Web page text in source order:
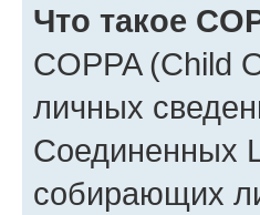
Что такое
COPPA (Child
личных
Соединенных
собирающих